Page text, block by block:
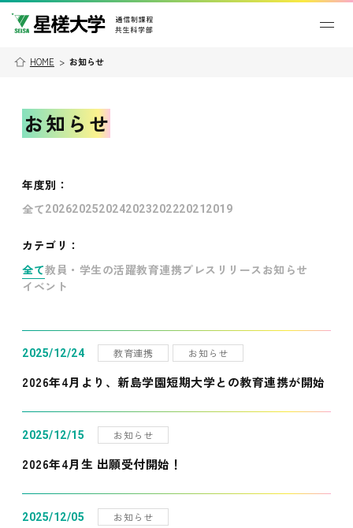
HOME > お知らせ
お知らせ
年度別 ：
全て202620252024202320222021 2019
カテゴリ：
全て教員・学生の活躍教育連携プレスリリース お知らせ
イベント
2025/12/24 教育連携 お知らせ
2026年4月より、新島学園短期大学との教育連携が開始
2025/12/15 お知らせ
2026年4月生 出願受付開始！
2025/12/05 お知らせ